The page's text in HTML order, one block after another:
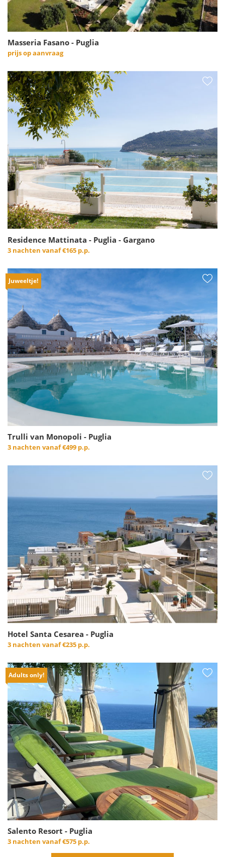
Masseria Fasano - Puglia
prijs op aanvraag
Residence Mattinata - Puglia - Gargano
3 nachten vanaf€165 p.p.
Juweeltje!
Trulli van Monopoli - Puglia
3 nachten vanaf€499 p.p.
Hotel Santa Cesarea - Puglia
3 nachten vanaf€235 p.p.
Adults only!
Salento Resort - Puglia
3 nachten vanaf€575 p.p.